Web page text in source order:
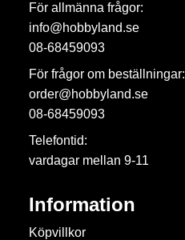
För allmänna frågor:
info@hobbyland.se
08-68459093
För frågor om beställningar:
order@hobbyland.se
08-68459093
Telefontid:
vardagar mellan 9-11
Information
Köpvillkor